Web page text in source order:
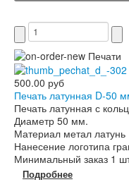
500.00 руб
Печать латунная D-50
Печать латунная с
Диаметр 50 мм.
Материал метал латунь
Нанесение логотипа
Минимальный заказ 1
Подробнее